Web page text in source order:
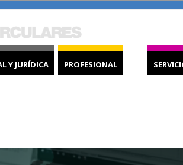
Y JURÍDICA PROFESIONAL